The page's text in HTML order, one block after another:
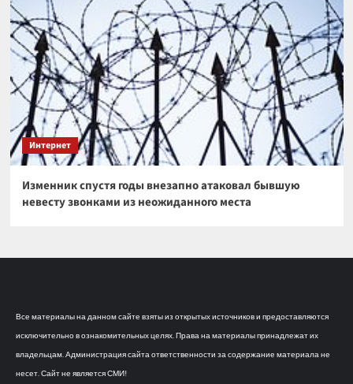
Интернет
Изменник спустя годы внезапно атаковал бывшую
невесту звонками из неожиданного места
Все материалы на данном сайте взяты из открытых источников и предоставляются
исключительно в ознакомительных целях. Права на материалы принадлежат их
владельцам. Администрация сайта ответственности за содержание материала не
несет. Сайт не является СМИ!